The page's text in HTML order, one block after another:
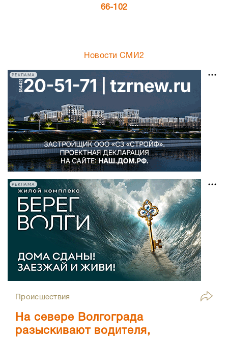
66-102
Новости СМИ2
РЕКЛАМА
РЕКЛАМА
Происшествия
На севере Волгограда
разыскивают водителя,